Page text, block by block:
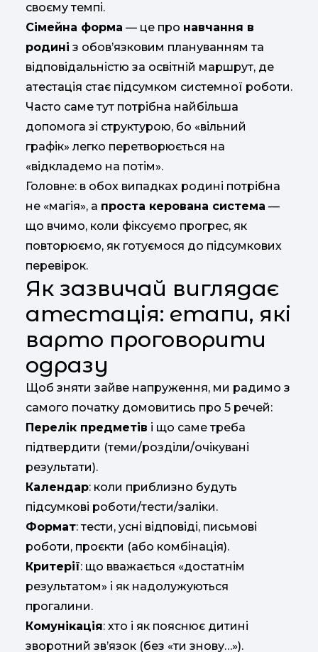
своєму темпі.
Сімейна форма — це про навчання в
родині з обов’язковим плануванням та
відповідальністю за освітній маршрут, де
атестація стає підсумком системної роботи.
Часто саме тут потрібна найбільша
допомога зі структурою, бо «вільний
графік» легко перетворюється на
«відкладемо на потім».
Головне: в обох випадках родині потрібна
не «магія», а проста керована система —
що вчимо, коли фіксуємо прогрес, як
повторюємо, як готуємося до підсумкових
перевірок.
Як зазвичай виглядає
атестація: етапи, які
варто проговорити
одразу
Щоб зняти зайве напруження, ми радимо з
самого початку домовитись про 5 речей:
Перелік предметів і що саме треба
підтвердити (теми/розділи/очікувані
результати).
Календар: коли приблизно будуть
підсумкові роботи/тести/заліки.
Формат: тести, усні відповіді, письмові
роботи, проєкти (або комбінація).
Критерії: що вважається «достатнім
результатом» і як надолужуються
прогалини.
Комунікація: хто і як пояснює дитині
зворотний зв’язок (без «ти знову…»).